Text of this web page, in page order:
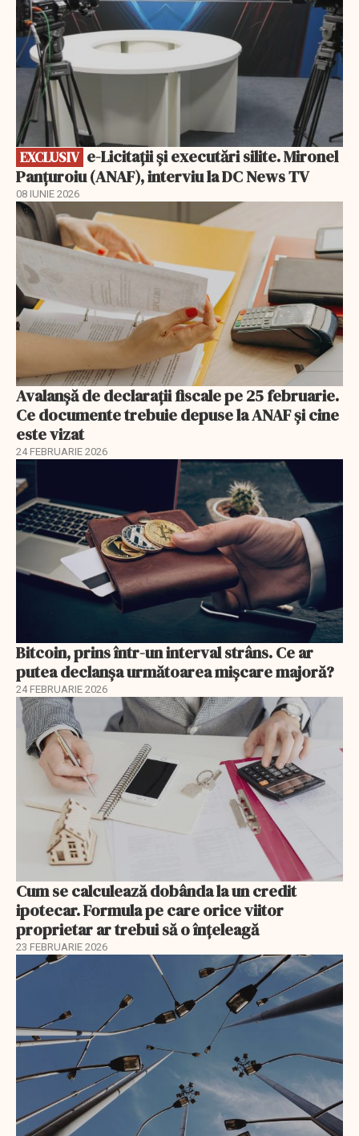
EXCLUSIV
Panțuroiu (ANAF), interviu la DC News TV
08 IUNIE 2026
Avalanșă de declarații fiscale pe 25 februarie.
Ce documente trebuie depuse la ANAF și cine
este vizat
24 FEBRUARIE 2026
Bitcoin, prins într-un interval strâns. Ce ar
putea declanșa următoarea mișcare majoră?
24 FEBRUARIE 2026
Cum se calculează dobânda la un credit
ipotecar. Formula pe care orice viitor
proprietar ar trebui să o înțeleagă
23 FEBRUARIE 2026